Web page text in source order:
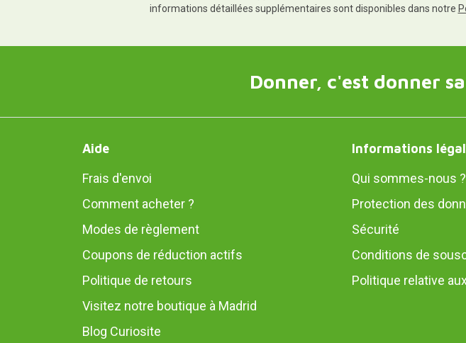
informations détaillées supplémentaires sont disponibles dans notre
Donner, c'est donner
Aide
Frais d'envoi
Comment acheter ?
Modes de règlement
Coupons de réduction actifs
Politique de retours
Visitez notre boutique à Madrid
Blog Curiosite
Informations
Qui sommes-nous ?
Protection des
Sécurité
Conditions de
Politique relative